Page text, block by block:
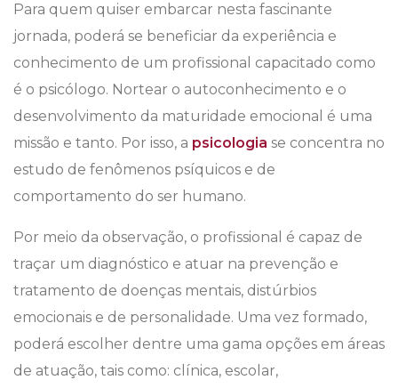
Para quem quiser embarcar nesta fascinante
jornada, poderá se beneficiar da experiência e
conhecimento de um profissional capacitado como
é o psicólogo. Nortear o autoconhecimento e o
desenvolvimento da maturidade emocional é uma
missão e tanto. Por isso, a psicologia se concentra no
estudo de fenômenos psíquicos e de
comportamento do ser humano.
Por meio da observação, o profissional é capaz de
traçar um diagnóstico e atuar na prevenção e
tratamento de doenças mentais, distúrbios
emocionais e de personalidade. Uma vez formado,
poderá escolher dentre uma gama opções em áreas
de atuação, tais como: clínica, escolar,